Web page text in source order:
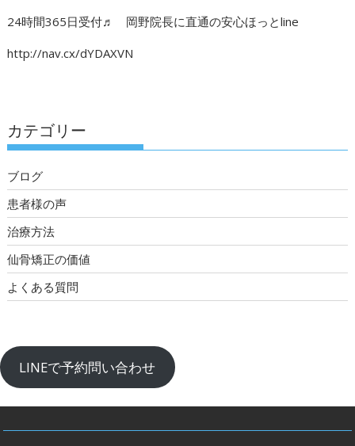
24時間365日受付♬ 岡野院長に直通の安心ほっとline
http://nav.cx/dYDAXVN
カテゴリー
ブログ
患者様の声
治療方法
仙骨矯正の価値
よくある質問
LINEで予約問い合わせ